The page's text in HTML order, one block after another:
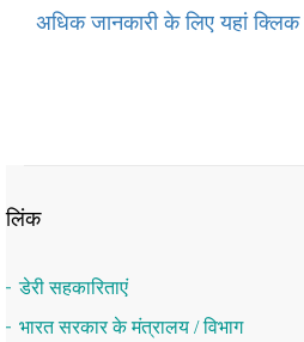
अधिक जानकारी के लिए यहां
लिंक
डेरी सहकारिताएं
भारत सरकार के मंत्रालय / विभाग